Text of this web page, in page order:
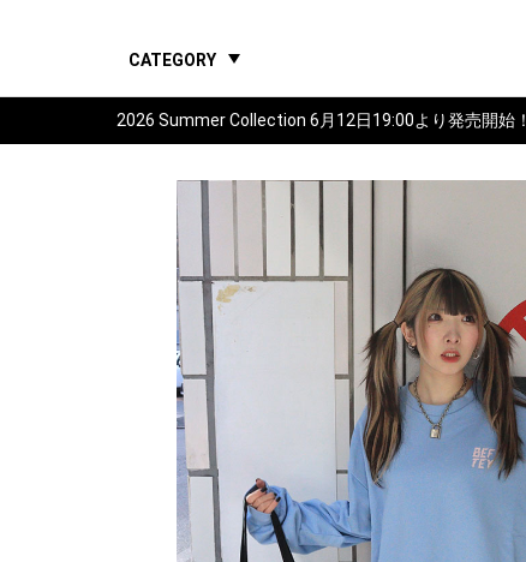
2026 Summer Collection 6月12日19:00より発売開始！
CATEGORY